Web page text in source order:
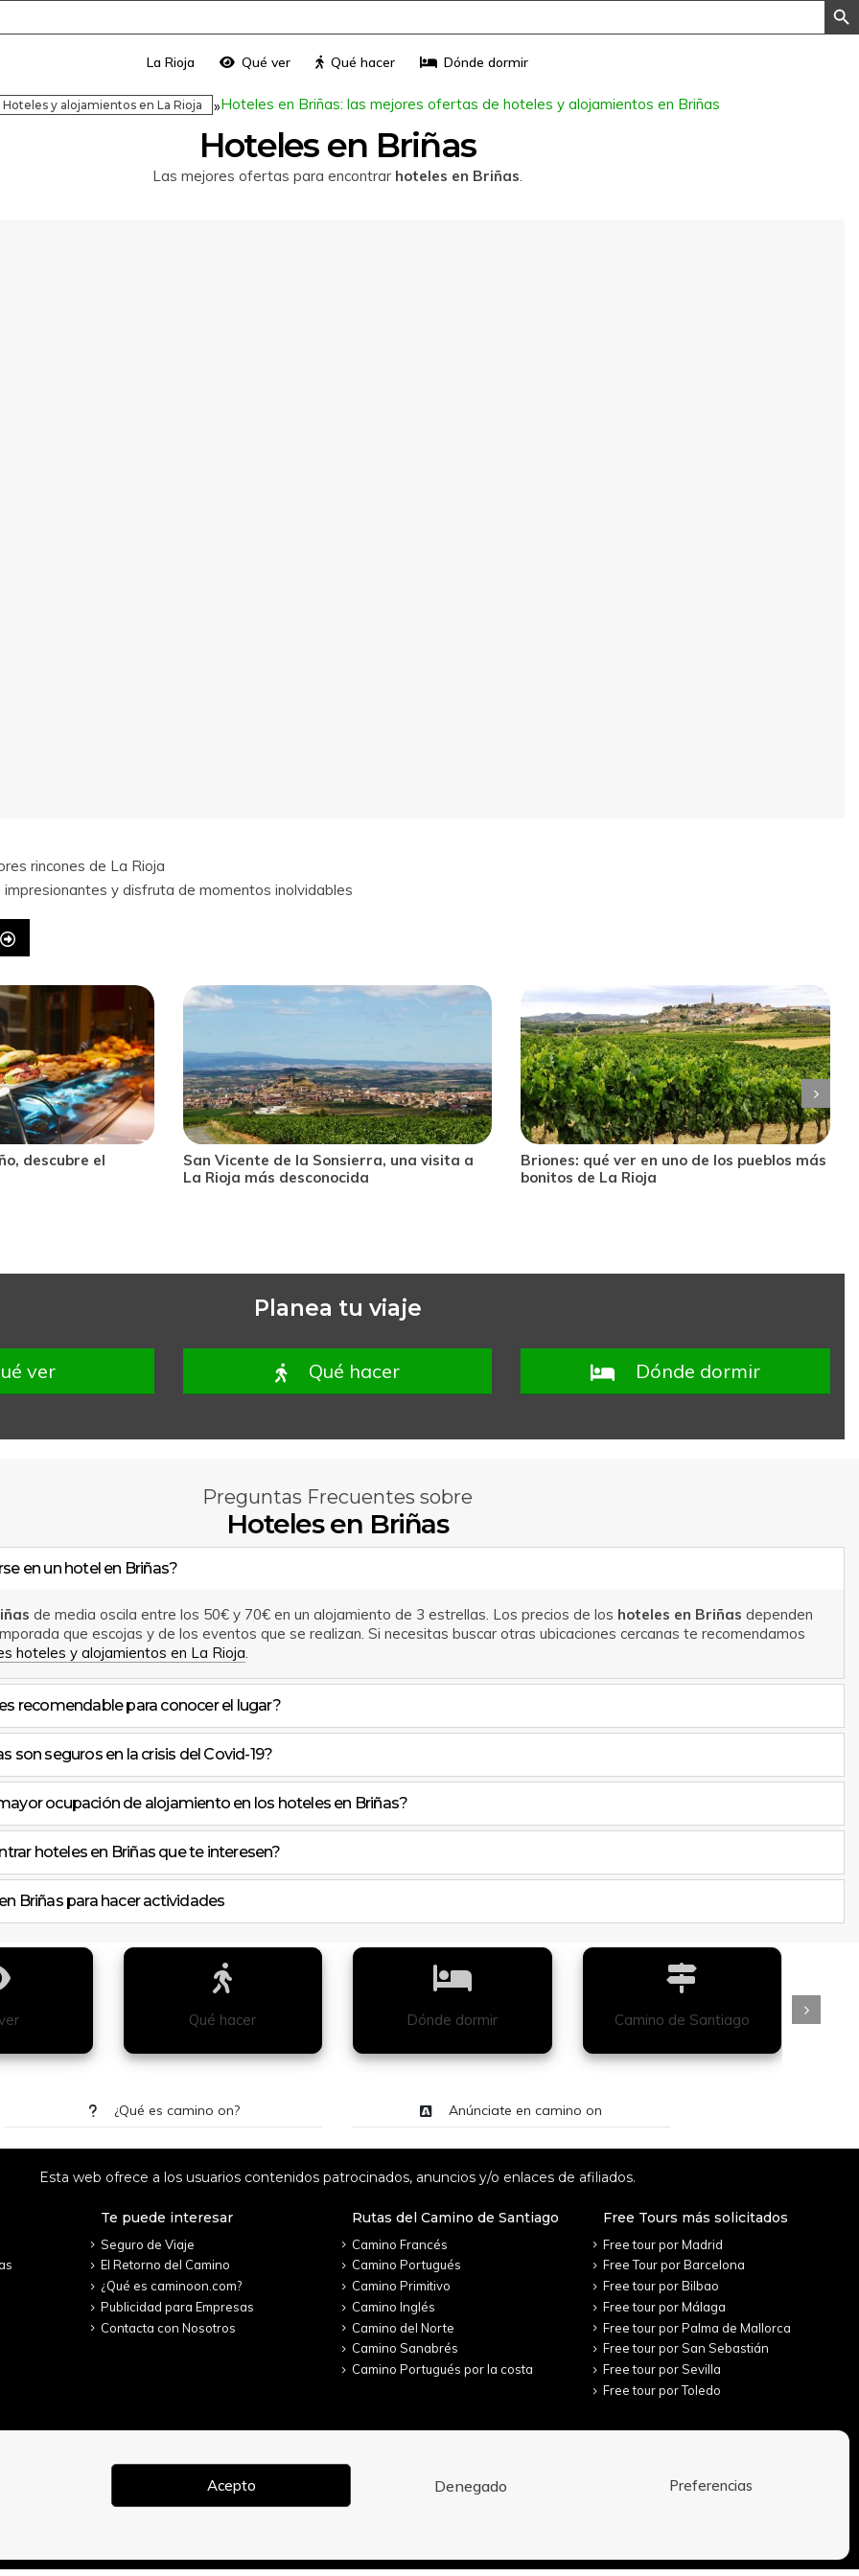
Acepto Denegado Preferencias
La Rioja Qué ver Qué hacer Dónde dormir
Hoteles y alojamientos en La Rioja »Hoteles en Briñas: las mejores ofertas de hoteles y alojamientos en Briñas
Hoteles en Briñas
Las mejores ofertas para encontrar hoteles en Briñas.
rincones de La Rioja
impresionantes y disfruta de momentos inolvidables
una visita a
Briones: qué ver en uno de los pueblos más
bonitos de La Rioja
Cervera del Río Alhama, descubriendo La
Rioja más singular
Planea tu viaje
ver Qué hacer Dónde dormir
Preguntas Frecuentes sobre
Hoteles en Briñas
en un hotel en Briñas?
de media oscila entre los 50€ y 70€ en un alojamiento de 3 estrellas. Los precios de los hoteles en Briñas dependen
que escojas y de los eventos que se realizan. Si necesitas buscar otras ubicaciones cercanas te recomendamos
hoteles y alojamientos en La Rioja
recomendable para conocer el lugar?
son seguros en la crisis del Covid-19?
ocupación de alojamiento en los hoteles en Briñas?
hoteles en Briñas que te interesen?
Briñas para hacer actividades
Qué hacer Dónde dormir Camino de Santiago
¿Qué es camino on? Anúnciate en camino on
Esta web ofrece a los usuarios contenidos patrocinados, anuncios y/o enlaces de afiliados.
Te puede interesar
Seguro de Viaje
El Retorno del Camino
¿Qué es caminoon.com?
Publicidad para Empresas
Contacta con Nosotros
Rutas del Camino de Santiago
Camino Francés
Camino Portugués
Camino Primitivo
Camino Inglés
Camino del Norte
Camino Sanabrés
Camino Portugués por la costa
Free Tours más solicitados
Free tour por Madrid
Free Tour por Barcelona
Free tour por Bilbao
Free tour por Málaga
Free tour por Palma de Mallorca
Free tour por San Sebastián
Free tour por Sevilla
Free tour por Toledo
Aviso Legal
Condiciones de contratación